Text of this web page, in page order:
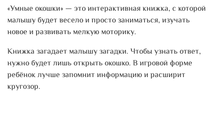
«Умные окошки» — это интерактивная книжка, с которой
малышу будет весело и просто заниматься, изучать
новое и развивать мелкую моторику.
Книжка загадает малышу загадки. Чтобы узнать ответ,
нужно будет лишь открыть окошко. В игровой форме
ребёнок лучше запомнит информацию и расширит
кругозор.